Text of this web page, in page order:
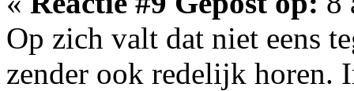
Op zich valt dat niet eens
zender ook redelijk horen.